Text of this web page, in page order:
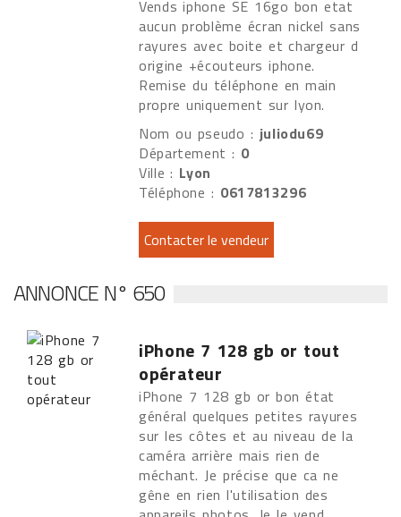
Vends iphone SE 16go bon etat
aucun problème écran nickel sans
rayures avec boite et chargeur d
origine +écouteurs iphone.
Remise du téléphone en main
propre uniquement sur lyon.
Nom ou pseudo : juliodu69
Département : 0
Ville : Lyon
Téléphone : 0617813296
ANNONCE N° 650
iPhone 7 128 gb or tout
opérateur
iPhone 7 128 gb or bon état
général quelques petites rayures
sur les côtes et au niveau de la
caméra arrière mais rien de
méchant. Je précise que ca ne
gêne en rien l'utilisation des